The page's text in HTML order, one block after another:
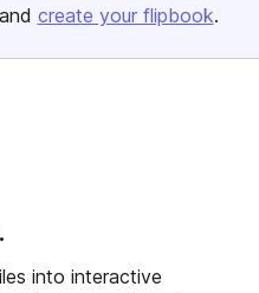
create your flipbook.
into interactive